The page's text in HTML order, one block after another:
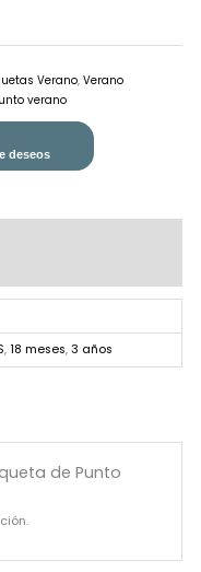
Verano, Verano
verano
deseos
, 18 meses, 3 años
de Punto